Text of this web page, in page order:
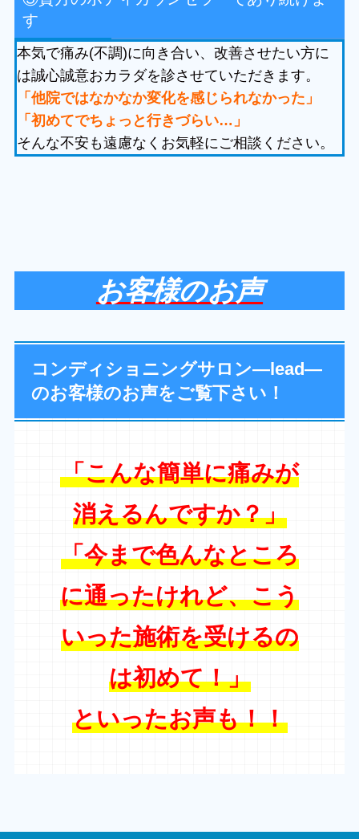
す
本気で痛み(不調)に向き合い、改善させたい方に
は誠心誠意おカラダを診させていただきます。
「他院ではなかなか変化を感じられなかった」
「初めてでちょっと行きづらい…」
そんな不安も遠慮なくお気軽にご相談ください。
お客様のお声
コンディショニングサロン—lead—
のお客様のお声をご覧下さい！
「こんな簡単に痛みが
消えるんですか？」
「今まで色んなところ
に通ったけれど、こう
いった施術を受けるの
は初めて！」
といったお声も！！